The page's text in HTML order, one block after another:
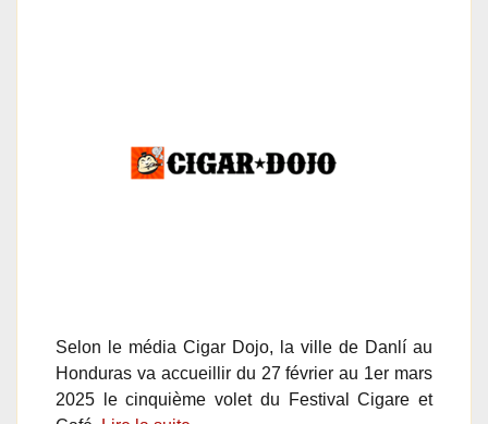
Selon le média Cigar Dojo, la ville de Danlí au
Honduras va accueillir du 27 février au 1er mars
2025 le cinquième volet du Festival Cigare et